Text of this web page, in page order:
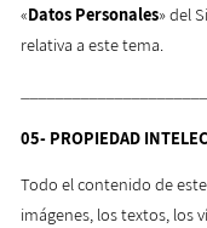
«Datos Personales» del
relativa a este tema.
05- PROPIEDAD
Todo el contenido de
imágenes, los textos, los